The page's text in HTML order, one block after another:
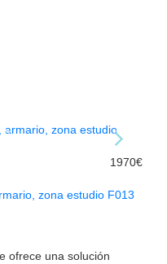
1970€
zona estudio F013
ofrece una solución